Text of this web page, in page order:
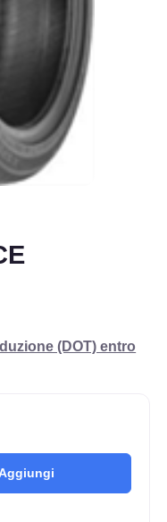
(DOT) entro